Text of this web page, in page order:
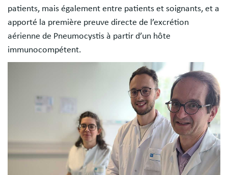
patients, mais également entre patients et soignants, et a
apporté la première preuve directe de l’excrétion
aérienne de Pneumocystis à partir d’un hôte
immunocompétent.